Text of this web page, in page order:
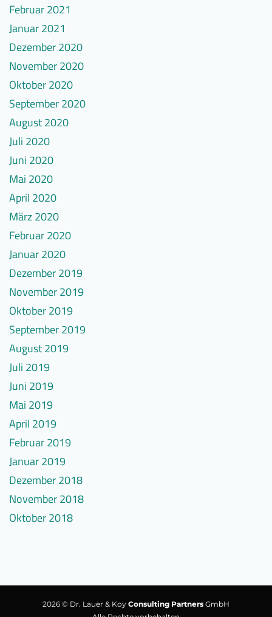
Februar 2021
Januar 2021
Dezember 2020
November 2020
Oktober 2020
September 2020
August 2020
Juli 2020
Juni 2020
Mai 2020
April 2020
März 2020
Februar 2020
Januar 2020
Dezember 2019
November 2019
Oktober 2019
September 2019
August 2019
Juli 2019
Juni 2019
Mai 2019
April 2019
Februar 2019
Januar 2019
Dezember 2018
November 2018
Oktober 2018
2026 © Dr. Lauer & Koy Consulting PartnersGmbH